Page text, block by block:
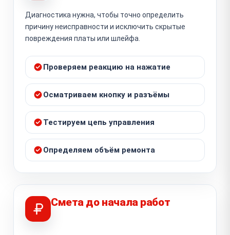
Диагностика нужна, чтобы точно определить
причину неисправности и исключить скрытые
повреждения платы или шлейфа.
Проверяем реакцию на нажатие
Осматриваем кнопку и разъёмы
Тестируем цепь управления
Определяем объём ремонта
Смета до начала работ